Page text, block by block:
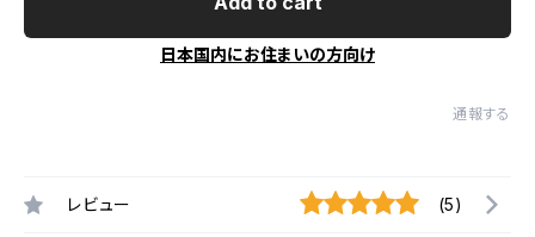
日本国内にお住まいの方向け
通報する
レビュー (5)